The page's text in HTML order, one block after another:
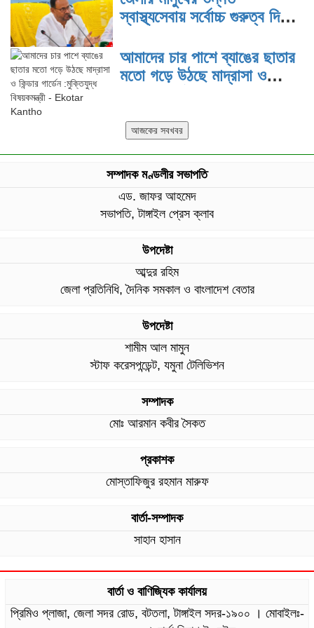
স্বাস্থ্যসেবায় সর্বোচ্চ গুরুত্ব দিয়ে
আমাদের চার পাশে ব্যাঙের ছাতার
মতো গড়ে উঠছে মাদ্রাসা ও
সম্পাদক মণ্ডলীর সভাপতি
এড. জাফর আহমেদ
সভাপতি, টাঙ্গাইল প্রেস ক্লাব
উপদেষ্টা
আব্দুর রহিম
জেলা প্রতিনিধি, দৈনিক সমকাল ও বাংলাদেশ বেতার
উপদেষ্টা
শামীম আল মামুন
স্টাফ করেসপন্ডেন্ট, যমুনা টেলিভিশন
সম্পাদক
মোঃ আরমান কবীর সৈকত
প্রকাশক
মোস্তাফিজুর রহমান মারুফ
বার্তা-সম্পাদক
সাহান হাসান
বার্তা ও বাণিজ্যিক কার্যালয়
প্রিমিও প্লাজা, জেলা সদর রোড, বটতলা, টাঙ্গাইল সদর-১৯০০ । মোবাইলঃ-